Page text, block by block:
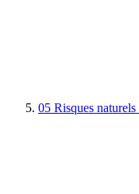
05 Risques naturels